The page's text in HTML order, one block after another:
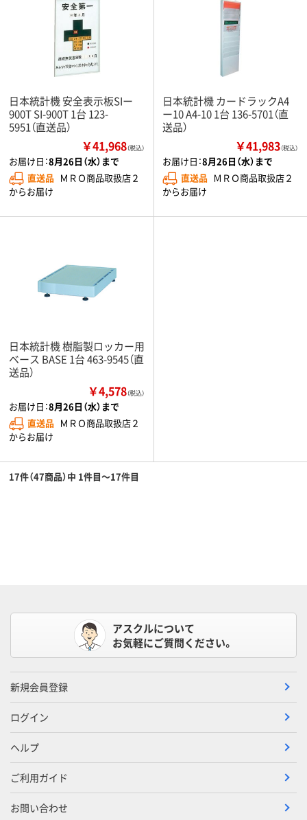
日本統計機 安全表示板SIー
900T SI-900T 1台 123-
5951（直送品）
￥41,968（税込）
お届け日：8月26日（水）まで
直送品 ＭＲＯ商品取扱店２
からお届け
日本統計機 カードラックA4
ー10 A4-10 1台 136-5701（直
送品）
￥41,983（税込）
お届け日：8月26日（水）まで
直送品 ＭＲＯ商品取扱店２
からお届け
日本統計機 樹脂製ロッカー用
ベース BASE 1台 463-9545（直
送品）
￥4,578（税込）
お届け日：8月26日（水）まで
直送品 ＭＲＯ商品取扱店２
からお届け
17件（47商品）中 1件目～17件目
アスクルについて
お気軽にご質問ください。
新規会員登録
ログイン
ヘルプ
ご利用ガイド
お問い合わせ